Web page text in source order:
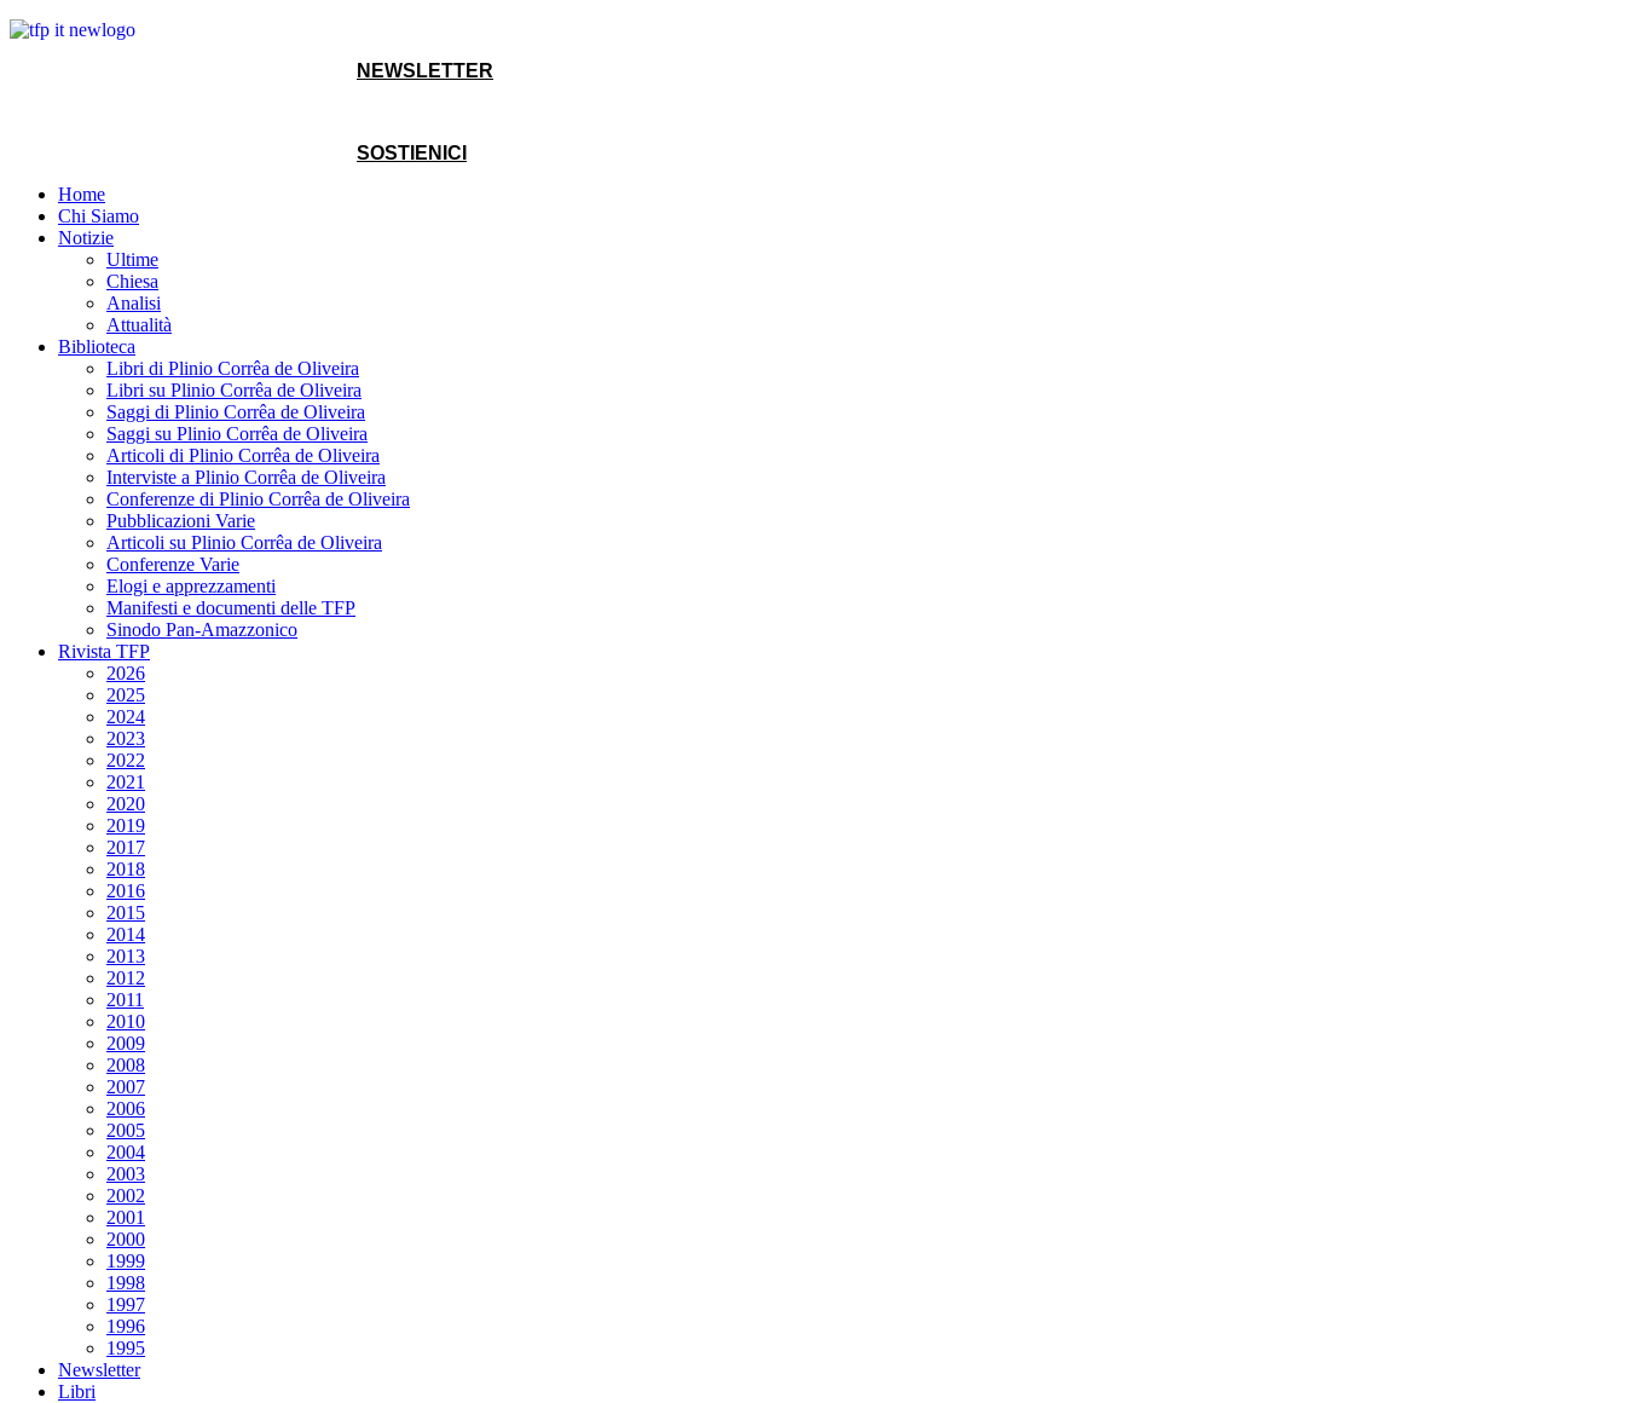
NEWSLETTER
SOSTIENICI
Home
Chi Siamo
Notizie
Ultime
Chiesa
Analisi
Attualità
Biblioteca
Libri di Plinio Corrêa de Oliveira
Libri su Plinio Corrêa de Oliveira
Saggi di Plinio Corrêa de Oliveira
Saggi su Plinio Corrêa de Oliveira
Articoli di Plinio Corrêa de Oliveira
Interviste a Plinio Corrêa de Oliveira
Conferenze di Plinio Corrêa de Oliveira
Pubblicazioni Varie
Articoli su Plinio Corrêa de Oliveira
Conferenze Varie
Elogi e apprezzamenti
Manifesti e documenti delle TFP
Sinodo Pan-Amazzonico
Rivista TFP
2026
2025
2024
2023
2022
2021
2020
2019
2017
2018
2016
2015
2014
2013
2012
2011
2010
2009
2008
2007
2006
2005
2004
2003
2002
2001
2000
1999
1998
1997
1996
1995
Newsletter
Libri